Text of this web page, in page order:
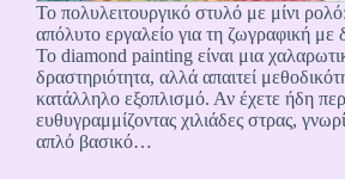
Το πολυλειτουργικό στυλό με μίνι
απόλυτο εργαλείο για τη ζωγραφική με
Το diamond painting είναι μια
δραστηριότητα, αλλά απαιτεί
κατάλληλο εξοπλισμό. Αν έχετε ήδη
ευθυγραμμίζοντας χιλιάδες στρας,
απλό βασικό…